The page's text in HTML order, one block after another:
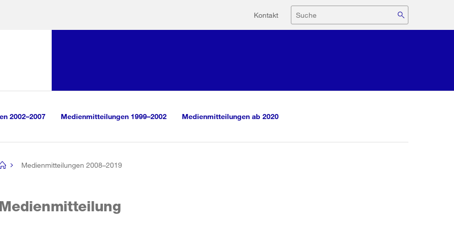
Hilfsnavigation
Kontakt Suche
2002–2007 Medienmitteilungen 1999–2002 Medienmitteilungen ab 2020
Medienmitteilungen 2008–2019